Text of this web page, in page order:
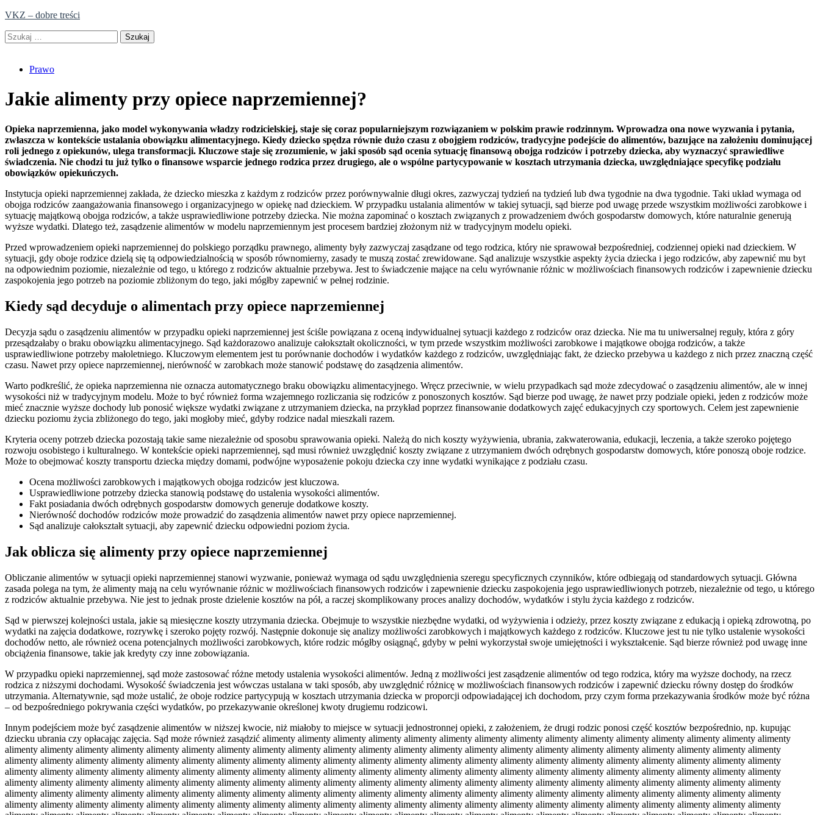
Skip
content
VKZ – dobre treści
Szukaj:
Prawo
Jakie alimenty przy opiece naprzemiennej?
Opieka naprzemienna, jako model wykonywania władzy rodzicielskiej, staje się coraz popularniejszym rozwiązaniem w polskim prawie rodzinnym. Wprowadza ona nowe wyzwania i pytania,
zwłaszcza w kontekście ustalania obowiązku alimentacyjnego. Kiedy dziecko spędza równie dużo czasu z obojgiem rodziców, tradycyjne podejście do alimentów, bazujące na założeniu dominującej
roli jednego z opiekunów, ulega transformacji. Kluczowe staje się zrozumienie, w jaki sposób sąd ocenia sytuację finansową obojga rodziców i potrzeby dziecka, aby wyznaczyć sprawiedliwe
świadczenia. Nie chodzi tu już tylko o finansowe wsparcie jednego rodzica przez drugiego, ale o wspólne partycypowanie w kosztach utrzymania dziecka, uwzględniające specyfikę podziału
obowiązków opiekuńczych.
Instytucja opieki naprzemiennej zakłada, że dziecko mieszka z każdym z rodziców przez porównywalnie długi okres, zazwyczaj tydzień na tydzień lub dwa tygodnie na dwa tygodnie. Taki układ wymaga od
obojga rodziców zaangażowania finansowego i organizacyjnego w opiekę nad dzieckiem. W przypadku ustalania alimentów w takiej sytuacji, sąd bierze pod uwagę przede wszystkim możliwości zarobkowe i
sytuację majątkową obojga rodziców, a także usprawiedliwione potrzeby dziecka. Nie można zapominać o kosztach związanych z prowadzeniem dwóch gospodarstw domowych, które naturalnie generują
wyższe wydatki. Dlatego też, zasądzenie alimentów w modelu naprzemiennym jest procesem bardziej złożonym niż w tradycyjnym modelu opieki.
Przed wprowadzeniem opieki naprzemiennej do polskiego porządku prawnego, alimenty były zazwyczaj zasądzane od tego rodzica, który nie sprawował bezpośredniej, codziennej opieki nad dzieckiem. W
sytuacji, gdy oboje rodzice dzielą się tą odpowiedzialnością w sposób równomierny, zasady te muszą zostać zrewidowane. Sąd analizuje wszystkie aspekty życia dziecka i jego rodziców, aby zapewnić mu byt
na odpowiednim poziomie, niezależnie od tego, u którego z rodziców aktualnie przebywa. Jest to świadczenie mające na celu wyrównanie różnic w możliwościach finansowych rodziców i zapewnienie dziecku
zaspokojenia jego potrzeb na poziomie zbliżonym do tego, jaki mógłby zapewnić w pełnej rodzinie.
Kiedy sąd decyduje o alimentach przy opiece naprzemiennej
Decyzja sądu o zasądzeniu alimentów w przypadku opieki naprzemiennej jest ściśle powiązana z oceną indywidualnej sytuacji każdego z rodziców oraz dziecka. Nie ma tu uniwersalnej reguły, która z góry
przesądzałaby o braku obowiązku alimentacyjnego. Sąd każdorazowo analizuje całokształt okoliczności, w tym przede wszystkim możliwości zarobkowe i majątkowe obojga rodziców, a także
usprawiedliwione potrzeby małoletniego. Kluczowym elementem jest tu porównanie dochodów i wydatków każdego z rodziców, uwzględniając fakt, że dziecko przebywa u każdego z nich przez znaczną część
czasu. Nawet przy opiece naprzemiennej, nierówność w zarobkach może stanowić podstawę do zasądzenia alimentów.
Warto podkreślić, że opieka naprzemienna nie oznacza automatycznego braku obowiązku alimentacyjnego. Wręcz przeciwnie, w wielu przypadkach sąd może zdecydować o zasądzeniu alimentów, ale w innej
wysokości niż w tradycyjnym modelu. Może to być również forma wzajemnego rozliczania się rodziców z ponoszonych kosztów. Sąd bierze pod uwagę, że nawet przy podziale opieki, jeden z rodziców może
mieć znacznie wyższe dochody lub ponosić większe wydatki związane z utrzymaniem dziecka, na przykład poprzez finansowanie dodatkowych zajęć edukacyjnych czy sportowych. Celem jest zapewnienie
dziecku poziomu życia zbliżonego do tego, jaki mogłoby mieć, gdyby rodzice nadal mieszkali razem.
Kryteria oceny potrzeb dziecka pozostają takie same niezależnie od sposobu sprawowania opieki. Należą do nich koszty wyżywienia, ubrania, zakwaterowania, edukacji, leczenia, a także szeroko pojętego
rozwoju osobistego i kulturalnego. W kontekście opieki naprzemiennej, sąd musi również uwzględnić koszty związane z utrzymaniem dwóch odrębnych gospodarstw domowych, które ponoszą oboje rodzice.
Może to obejmować koszty transportu dziecka między domami, podwójne wyposażenie pokoju dziecka czy inne wydatki wynikające z podziału czasu.
Ocena możliwości zarobkowych i majątkowych obojga rodziców jest kluczowa.
Usprawiedliwione potrzeby dziecka stanowią podstawę do ustalenia wysokości alimentów.
Fakt posiadania dwóch odrębnych gospodarstw domowych generuje dodatkowe koszty.
Nierówność dochodów rodziców może prowadzić do zasądzenia alimentów nawet przy opiece naprzemiennej.
Sąd analizuje całokształt sytuacji, aby zapewnić dziecku odpowiedni poziom życia.
Jak oblicza się alimenty przy opiece naprzemiennej
Obliczanie alimentów w sytuacji opieki naprzemiennej stanowi wyzwanie, ponieważ wymaga od sądu uwzględnienia szeregu specyficznych czynników, które odbiegają od standardowych sytuacji. Główna
zasada polega na tym, że alimenty mają na celu wyrównanie różnic w możliwościach finansowych rodziców i zapewnienie dziecku zaspokojenia jego usprawiedliwionych potrzeb, niezależnie od tego, u którego
z rodziców aktualnie przebywa. Nie jest to jednak proste dzielenie kosztów na pół, a raczej skomplikowany proces analizy dochodów, wydatków i stylu życia każdego z rodziców.
Sąd w pierwszej kolejności ustala, jakie są miesięczne koszty utrzymania dziecka. Obejmuje to wszystkie niezbędne wydatki, od wyżywienia i odzieży, przez koszty związane z edukacją i opieką zdrowotną, po
wydatki na zajęcia dodatkowe, rozrywkę i szeroko pojęty rozwój. Następnie dokonuje się analizy możliwości zarobkowych i majątkowych każdego z rodziców. Kluczowe jest tu nie tylko ustalenie wysokości
dochodów netto, ale również ocena potencjalnych możliwości zarobkowych, które rodzic mógłby osiągnąć, gdyby w pełni wykorzystał swoje umiejętności i wykształcenie. Sąd bierze również pod uwagę inne
obciążenia finansowe, takie jak kredyty czy inne zobowiązania.
W przypadku opieki naprzemiennej, sąd może zastosować różne metody ustalenia wysokości alimentów. Jedną z możliwości jest zasądzenie alimentów od tego rodzica, który ma wyższe dochody, na rzecz
rodzica z niższymi dochodami. Wysokość świadczenia jest wówczas ustalana w taki sposób, aby uwzględnić różnicę w możliwościach finansowych rodziców i zapewnić dziecku równy dostęp do środków
utrzymania. Alternatywnie, sąd może ustalić, że oboje rodzice partycypują w kosztach utrzymania dziecka w proporcji odpowiadającej ich dochodom, przy czym forma przekazywania środków może być różna
– od bezpośredniego pokrywania części wydatków, po przekazywanie określonej kwoty drugiemu rodzicowi.
Innym podejściem może być zasądzenie alimentów w niższej kwocie, niż miałoby to miejsce w sytuacji jednostronnej opieki, z założeniem, że drugi rodzic ponosi część kosztów bezpośrednio, np. kupując dziecku ubrania czy opłacając zajęcia. Sąd może również zasądzić alimenty alimenty alimenty alimenty alimenty alimenty alimenty alimenty alimenty alimenty alimenty alimenty alimenty alimenty alimenty alimenty alimenty alimenty alimenty alimenty alimenty alimenty alimenty alimenty alimenty alimenty alimenty alimenty alimenty alimenty alimenty alimenty alimenty alimenty alimenty alimenty alimenty alimenty alimenty alimenty alimenty alimenty alimenty alimenty alimenty alimenty alimenty alimenty alimenty alimenty alimenty alimenty alimenty alimenty alimenty alimenty alimenty alimenty alimenty alimenty alimenty alimenty alimenty alimenty alimenty alimenty alimenty alimenty alimenty alimenty alimenty alimenty alimenty alimenty alimenty alimenty alimenty alimenty alimenty alimenty alimenty alimenty alimenty alimenty alimenty alimenty alimenty alimenty alimenty alimenty alimenty alimenty alimenty alimenty alimenty alimenty alimenty alimenty alimenty alimenty alimenty alimenty alimenty alimenty alimenty alimenty alimenty alimenty alimenty alimenty alimenty alimenty alimenty alimenty alimenty alimenty alimenty alimenty alimenty alimenty alimenty alimenty alimenty alimenty alimenty alimenty alimenty alimenty alimenty alimenty alimenty alimenty alimenty alimenty alimenty alimenty alimenty alimenty alimenty alimenty alimenty alimenty alimenty alimenty alimenty alimenty alimenty alimenty alimenty alimenty alimenty alimenty alimenty alimenty alimenty alimenty alimenty alimenty alimenty alimenty alimenty alimenty alimenty alimenty alimenty alimenty alimenty alimenty alimenty alimenty alimenty alimenty alimenty alimenty alimenty alimenty alimenty alimenty alimenty alimenty alimenty alimenty alimenty alimenty alimenty alimenty alimenty alimenty alimenty alimenty alimenty alimenty alimenty alimenty alimenty alimenty alimenty alimenty alimenty alimenty alimenty alimenty alimenty alimenty alimenty alimenty alimenty alimenty alimenty alimenty alimenty alimenty alimenty alimenty alimenty alimenty alimenty alimenty alimenty alimenty alimenty alimenty alimenty alimenty alimenty alimenty alimenty alimenty alimenty alimenty alimenty alimenty alimenty alimenty alimenty alimenty alimenty alimenty alimenty alimenty alimenty alimenty alimenty alimenty alimenty alimenty alimenty alimenty alimenty alimenty alimenty alimenty alimenty alimenty alimenty alimenty alimenty alimenty alimenty alimenty alimenty alimenty alimenty alimenty alimenty alimenty alimenty alimenty alimenty alimenty alimenty alimenty alimenty alimenty alimenty alimenty alimenty alimenty alimenty alimenty alimenty alimenty alimenty alimenty alimenty alimenty alimenty alimenty alimenty alimenty alimenty alimenty alimenty alimenty alimenty alimenty alimenty alimenty alimenty alimenty alimenty alimenty alimenty alimenty alimenty alimenty alimenty alimenty alimenty alimenty alimenty alimenty alimenty alimenty alimenty alimenty alimenty alimenty alimenty alimenty alimenty alimenty alimenty alimenty alimenty alimenty alimenty alimenty alimenty alimenty alimenty alimenty alimenty alimenty alimenty alimenty alimenty alimenty alimenty alimenty alimenty alimenty alimenty alimenty alimenty alimenty alimenty alimenty alimenty alimenty alimenty alimenty alimenty alimenty alimenty alimenty alimenty alimenty alimenty alimenty alimenty alimenty alimenty alimenty alimenty alimenty alimenty alimenty alimenty alimenty alimenty alimenty alimenty alimenty alimenty alimenty alimenty alimenty alimenty alimenty alimenty alimenty alimenty alimenty alimenty alimenty alimenty alimenty alimenty alimenty alimenty alimenty alimenty alimenty alimenty alimenty alimenty alimenty alimenty alimenty alimenty alimenty alimenty alimenty alimenty alimenty alimenty alimenty alimenty alimenty alimenty alimenty alimenty alimenty alimenty alimenty alimenty alimenty alimenty alimenty alimenty alimenty alimenty alimenty alimenty alimenty alimenty alimenty alimenty alimenty alimenty alimenty alimenty alimenty alimenty alimenty alimenty alimenty alimenty alimenty alimenty alimenty alimenty alimenty alimenty alimenty alimenty alimenty alimenty alimenty alimenty alimenty alimenty alimenty alimenty alimenty alimenty alimenty alimenty alimenty alimenty alimenty alimenty alimenty alimenty alimenty alimenty alimenty alimenty alimenty alimenty alimenty alimenty alimenty alimenty alimenty alimenty alimenty alimenty alimenty alimenty alimenty alimenty alimenty alimenty alimenty alimenty alimenty alimenty alimenty alimenty alimenty alimenty alimenty alimenty alimenty alimenty alimenty alimenty alimenty alimenty alimenty alimenty alimenty alimenty alimenty alimenty alimenty alimenty alimenty alimenty alimenty alimenty alimenty alimenty alimenty alimenty alimenty alimenty alimenty alimenty alimenty alimenty alimenty alimenty alimenty alimenty alimenty alimenty alimenty alimenty alimenty alimenty alimenty alimenty alimenty alimenty alimenty alimenty alimenty alimenty alimenty alimenty alimenty alimenty alimenty alimenty alimenty alimenty alimenty alimenty alimenty alimenty alimenty alimenty alimenty alimenty alimenty alimenty alimenty alimenty alimenty alimenty alimenty alimenty alimenty alimenty alimenty alimenty alimenty alimenty alimenty alimenty alimenty alimenty alimenty alimenty alimenty alimenty alimenty alimenty alimenty alimenty alimenty alimenty alimenty alimenty alimenty alimenty alimenty alimenty alimenty alimenty alimenty alimenty alimenty alimenty alimenty alimenty alimenty alimenty alimenty alimenty alimenty alimenty alimenty alimenty alimenty alimenty alimenty alimenty alimenty alimenty alimenty alimenty alimenty alimenty alimenty alimenty alimenty alimenty alimenty alimenty alimenty alimenty alimenty alimenty alimenty alimenty alimenty alimenty alimenty alimenty alimenty alimenty alimenty alimenty alimenty alimenty alimenty alimenty alimenty alimenty alimenty alimenty alimenty alimenty alimenty alimenty alimenty alimenty alimenty alimenty alimenty alimenty alimenty alimenty alimenty alimenty alimenty alimenty alimenty alimenty alimenty alimenty alimenty alimenty alimenty alimenty alimenty alimenty alimenty alimenty alimenty alimenty alimenty alimenty alimenty alimenty alimenty alimenty alimenty alimenty alimenty alimenty alimenty alimenty alimenty alimenty alimenty alimenty alimenty alimenty alimenty alimenty alimenty alimenty alimenty alimenty alimenty alimenty alimenty alimenty alimenty alimenty alimenty alimenty alimenty alimenty alimenty alimenty alimenty alimenty alimenty alimenty alimenty alimenty alimenty alimenty alimenty alimenty alimenty alimenty alimenty alimenty alimenty alimenty alimenty alimenty alimenty alimenty alimenty alimenty alimenty alimenty alimenty alimenty alimenty alimenty alimenty alimenty alimenty alimenty alimenty alimenty alimenty alimenty alimenty alimenty alimenty alimenty alimenty alimenty alimenty alimenty alimenty alimenty alimenty alimenty alimenty alimenty alimenty alimenty alimenty alimenty alimenty alimenty alimenty alimenty alimenty alimenty alimenty alimenty alimenty alimenty alimenty alimenty alimenty alimenty alimenty alimenty alimenty alimenty alimenty alimenty alimenty alimenty alimenty alimenty alimenty alimenty alimenty alimenty alimenty alimenty alimenty alimenty alimenty alimenty alimenty alimenty alimenty alimenty alimenty alimenty alimenty alimenty alimenty alimenty alimenty alimenty alimenty alimenty alimenty alimenty alimenty alimenty alimenty alimenty alimenty alimenty alimenty alimenty alimenty alimenty alimenty alimenty alimenty alimenty alimenty alimenty alimenty alimenty alimenty alimenty alimenty alimenty alimenty alimenty alimenty alimenty alimenty alimenty alimenty alimenty alimenty alimenty alimenty alimenty alimenty alimenty alimenty alimenty alimenty alimenty alimenty alimenty alimenty alimenty alimenty alimenty alimenty alimenty alimenty alimenty alimenty alimenty alimenty alimenty alimenty alimenty alimenty alimenty alimenty alimenty alimenty alimenty alimenty alimenty alimenty alimenty alimenty alimenty alimenty alimenty alimenty alimenty alimenty alimenty alimenty alimenty alimenty alimenty alimenty alimenty alimenty alimenty alimenty alimenty alimenty alimenty alimenty alimenty alimenty alimenty alimenty alimenty alimenty alimenty alimenty alimenty alimenty alimenty alimenty alimenty alimenty alimenty alimenty alimenty alimenty alimenty alimenty alimenty alimenty alimenty alimenty alimenty alimenty alimenty alimenty alimenty alimenty alimenty alimenty alimenty alimenty alimenty alimenty alimenty alimenty alimenty alimenty alimenty alimenty alimenty alimenty alimenty alimenty alimenty alimenty alimenty alimenty alimenty alimenty alimenty alimenty alimenty alimenty alimenty alimenty alimenty alimenty alimenty alimenty alimenty alimenty alimenty alimenty alimenty alimenty alimenty alimenty alimenty alimenty alimenty alimenty alimenty alimenty alimenty alimenty alimenty alimenty alimenty alimenty alimenty alimenty alimenty alimenty alimenty alimenty alimenty alimenty alimenty alimenty alimenty alimenty alimenty alimenty alimenty alimenty alimenty alimenty alimenty alimenty alimenty alimenty alimenty alimenty alimenty alimenty alimenty alimenty alimenty alimenty alimenty alimenty alimenty alimenty alimenty alimenty alimenty alimenty alimenty alimenty alimenty alimenty alimenty alimenty alimenty alimenty alimenty alimenty alimenty alimenty alimenty alimenty alimenty alimenty alimenty alimenty alimenty alimenty alimenty alimenty alimenty alimenty alimenty alimenty alimenty alimenty alimenty alimenty alimenty alimenty alimenty alimenty alimenty alimenty alimenty alimenty alimenty alimenty alimenty alimenty alimenty alimenty alimenty alimenty alimenty alimenty alimenty alimenty alimenty alimenty alimenty alimenty alimenty alimenty alimenty alimenty alimenty alimenty